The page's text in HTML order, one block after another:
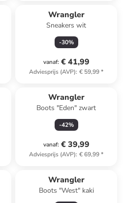
Wrangler
Sneakers wit
-30%
vanaf: € 41,99
Adviesprijs (AVP): € 59,99*
Wrangler
Boots "Eden" zwart
-42%
vanaf: € 39,99
Adviesprijs (AVP): € 69,99*
Wrangler
Boots "West" kaki